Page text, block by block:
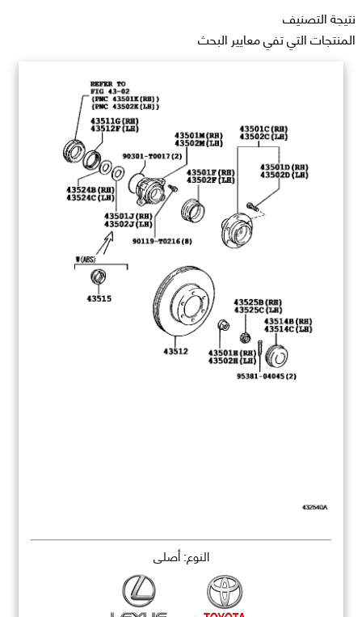
نتيجة التصنيف
المنتجات التي تفي معايير البحث
النوع: أصلي